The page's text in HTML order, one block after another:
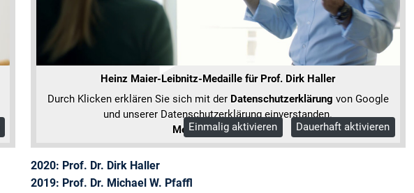
Heinz Maier-Leibnitz-Medaille für Prof. Dirk Haller
Durch Klicken erklären Sie sich mit der Datenschutzerklärung von Google
und unserer Datenschutzerklärung einverstanden.
Mehr Informationen
Einmalig aktivieren Dauerhaft aktivieren
2020: Prof. Dr. Dirk Haller
2019: Prof. Dr. Michael W. Pfaffl